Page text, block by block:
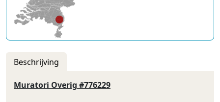
Beschrijving
Muratori Overig #776229